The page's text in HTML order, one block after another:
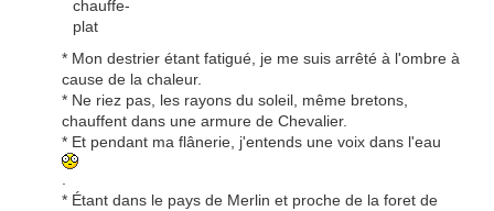
* Mon destrier étant fatigué, je me suis arrêté à l'ombre à
cause de la chaleur.
* Ne riez pas, les rayons du soleil, même bretons,
chauffent dans une armure de Chevalier.
* Et pendant ma flânerie, j'entends une voix dans l'eau
* Étant dans le pays de Merlin et proche de la foret de